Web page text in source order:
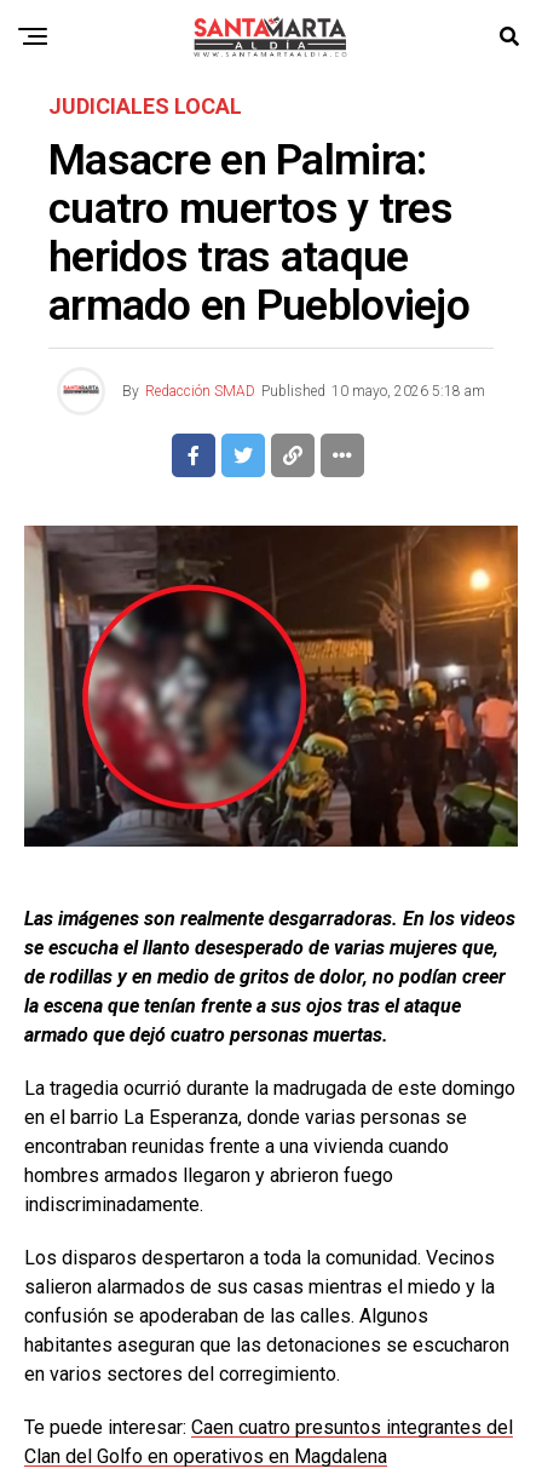
JUDICIALES LOCAL
Masacre en Palmira:
cuatro muertos y tres
heridos tras ataque
armado en Puebloviejo
By Redacción SMAD Published 10 mayo, 2026 5:18 am
Las imágenes son realmente desgarradoras. En los videos
se escucha el llanto desesperado de varias mujeres que,
de rodillas y en medio de gritos de dolor, no podían creer
la escena que tenían frente a sus ojos tras el ataque
armado que dejó cuatro personas muertas.
La tragedia ocurrió durante la madrugada de este domingo
en el barrio La Esperanza, donde varias personas se
encontraban reunidas frente a una vivienda cuando
hombres armados llegaron y abrieron fuego
indiscriminadamente.
Los disparos despertaron a toda la comunidad. Vecinos
salieron alarmados de sus casas mientras el miedo y la
confusión se apoderaban de las calles. Algunos
habitantes aseguran que las detonaciones se escucharon
en varios sectores del corregimiento.
Te puede interesar: Caen cuatro presuntos integrantes del
Clan del Golfo en operativos en Magdalena